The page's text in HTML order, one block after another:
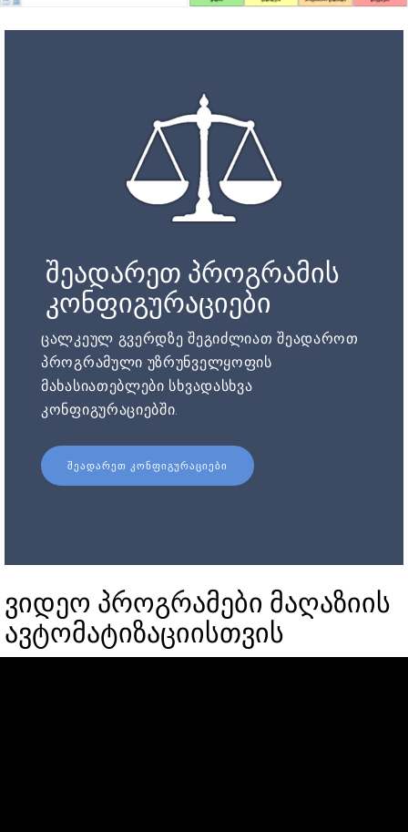
შეადარეთ პროგრამის
კონფიგურაციები
ცალკეულ გვერდზე შეგიძლიათ შეადაროთ
პროგრამული უზრუნველყოფის
მახასიათებლები სხვადასხვა
კონფიგურაციებში.
ᲨᲔᲐᲓᲐᲠᲔᲗ ᲙᲝᲜᲤᲘᲒᲣᲠᲐᲪᲘᲔᲑᲘ
ვიდეო პროგრამები მაღაზიის
ავტომატიზაციისთვის